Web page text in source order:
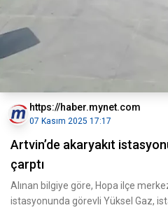
https://haber.mynet.com
07 Kasım 2025 17:17
Artvin’de akaryakıt
çarptı
Alınan bilgiye göre, Hopa ilçe
istasyonunda görevli Yüksel Gaz,